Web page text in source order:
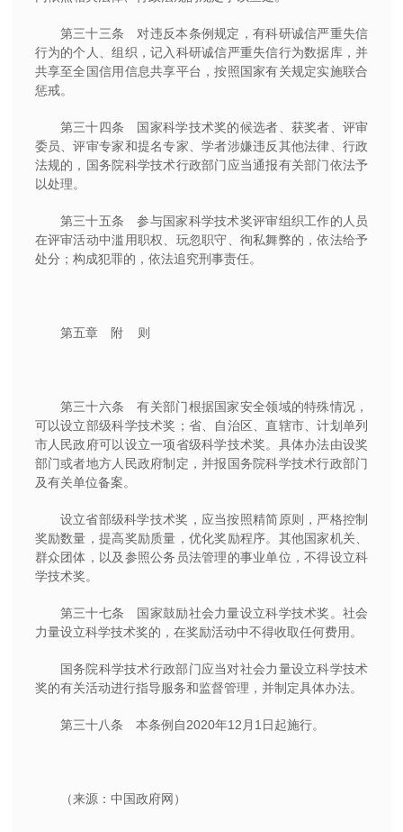
第三十三条 对违反本条例规定，有科研诚信严重失信
行为的个人、组织，记入科研诚信严重失信行为数据库，并
共享至全国信用信息共享平台，按照国家有关规定实施联合
惩戒。
第三十四条 国家科学技术奖的候选者、获奖者、评审
委员、评审专家和提名专家、学者涉嫌违反其他法律、行政
法规的，国务院科学技术行政部门应当通报有关部门依法予
以处理。
第三十五条 参与国家科学技术奖评审组织工作的人员
在评审活动中滥用职权、玩忽职守、徇私舞弊的，依法给予
处分；构成犯罪的，依法追究刑事责任。
第五章 附 则
第三十六条 有关部门根据国家安全领域的特殊情况，
可以设立部级科学技术奖；省、自治区、直辖市、计划单列
市人民政府可以设立一项省级科学技术奖。具体办法由设奖
部门或者地方人民政府制定，并报国务院科学技术行政部门
及有关单位备案。
设立省部级科学技术奖，应当按照精简原则，严格控制
奖励数量，提高奖励质量，优化奖励程序。其他国家机关、
群众团体，以及参照公务员法管理的事业单位，不得设立科
学技术奖。
第三十七条 国家鼓励社会力量设立科学技术奖。社会
力量设立科学技术奖的，在奖励活动中不得收取任何费用。
国务院科学技术行政部门应当对社会力量设立科学技术
奖的有关活动进行指导服务和监督管理，并制定具体办法。
第三十八条 本条例自2020年12月1日起施行。
（来源：中国政府网）